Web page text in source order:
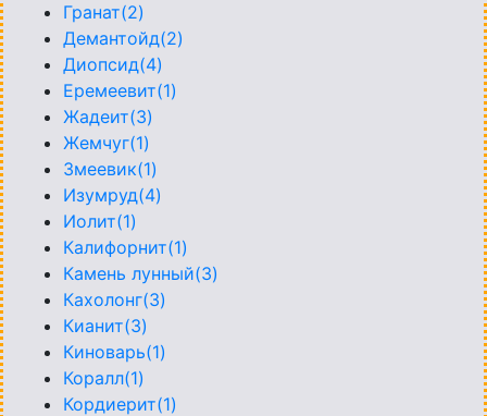
Гранат(2)
Демантойд(2)
Диопсид(4)
Еремеевит(1)
Жадеит(3)
Жемчуг(1)
Змеевик(1)
Изумруд(4)
Иолит(1)
Калифорнит(1)
Камень лунный(3)
Кахолонг(3)
Кианит(3)
Киноварь(1)
Коралл(1)
Кордиерит(1)